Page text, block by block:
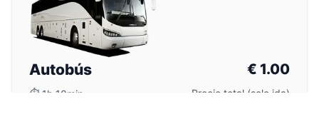
Autobús
⏱ 1h 10min
€ 1.00
Precio total (solo ida)